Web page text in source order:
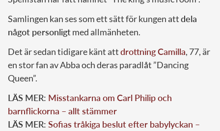
Samlingen kan ses som ett sätt för kungen attdela
något personligtmed allmänheten.
Det är sedan tidigare känt attdrottning Camilla, 77, är
en stor fan av Abba och deras paradlåt ”Dancing
Queen”.
LÄS MER: Misstankarna om Carl Philip och
barnflickorna – allt stämmer
LÄS MER: Sofias tråkiga beslut efter babylyckan –